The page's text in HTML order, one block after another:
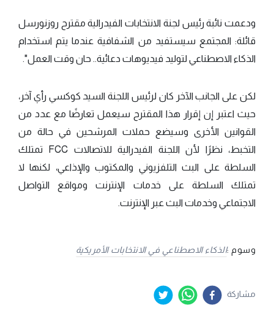
ودعمت نائبة رئيس لجنة الانتخابات الفيدرالية مقترح روزنورسل
قائلة: المجتمع سيستفيد من الشفافية عندما يتم استخدام
الذكاء الاصطناعي لتوليد فيديوهات دعائية.. حان وقت العمل".
لكن على الجانب الآخر كان لرئيس اللجنة السيد كوكسي رأي آخر،
حيث اعتبر إن إقرار هذا المقترح سيعمل تعارضًا مع عدد من
القوانين الأخرى وسيضع حملات المرشحين في حالة من
التخبط، نظرًا لأن اللجنة الفيدرالية للاتصالات FCC تمتلك
السلطة على البث التلفزيوني والمكتوب والإذاعي، لكنها لا
تمتلك السلطة على خدمات الإنترنت ومواقع التواصل
الاجتماعي وخدمات البث عبر الإنترنت.
وسوم :الذكاء الاصطناعي في الانتخابات الأمريكية
مشاركة